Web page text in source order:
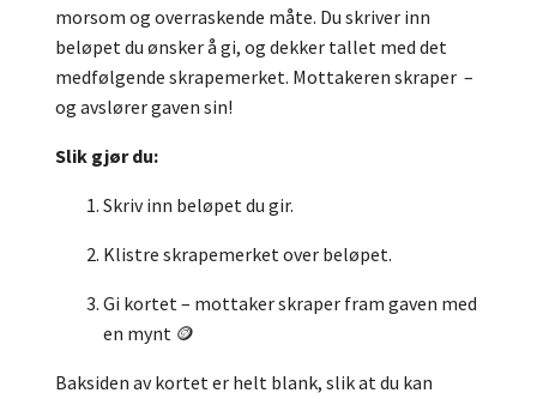
morsom og overraskende måte. Du skriver inn
beløpet du ønsker å gi, og dekker tallet med det
medfølgende skrapemerket. Mottakeren skraper –
og avslører gaven sin!
Slik gjør du:
Skriv inn beløpet du gir.
Klistre skrapemerket over beløpet.
Gi kortet – mottaker skraper fram gaven med
en mynt 🪙
Baksiden av kortet er helt blank, slik at du kan